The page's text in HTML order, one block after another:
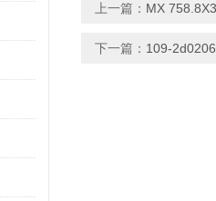
上一篇： MX
下一篇： 109-